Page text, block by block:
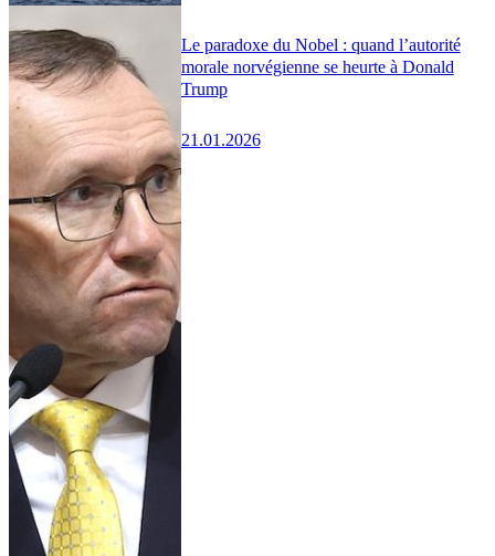
Le paradoxe du Nobel : quand l’autorité
morale norvégienne se heurte à Donald
Trump
21.01.2026